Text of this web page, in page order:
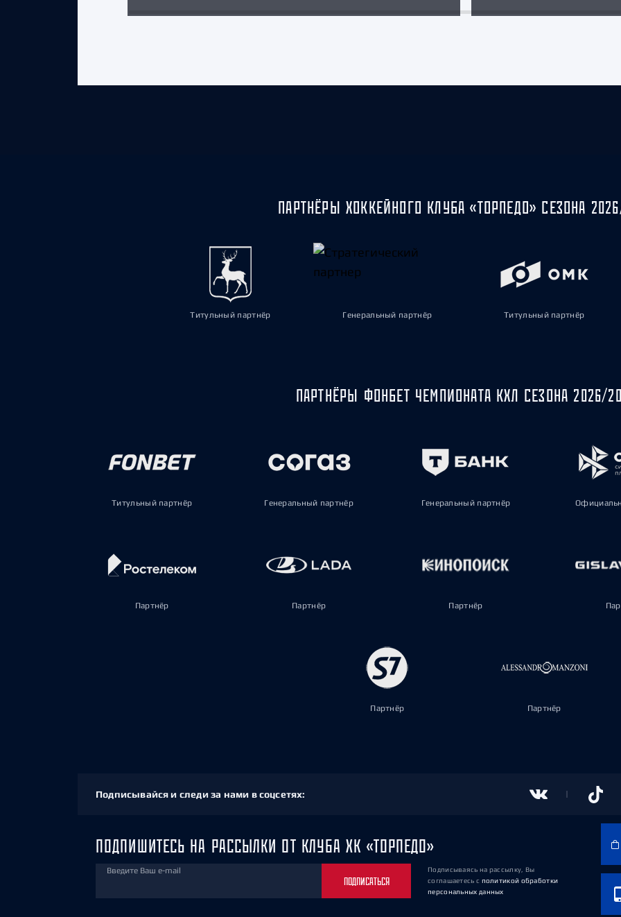
ПАРТНЁРЫ ХОККЕЙНОГО КЛУБА «ТОРПЕДО» СЕЗОНА
Титульный партнёр Генеральный партнёр Титульный партнёр
ПАРТНЁРЫ ФОНБЕТ ЧЕМПИОНАТА КХЛ СЕЗОНА 2026/
Титульный партнёр Генеральный партнёр Генеральный партнёр
Партнёр Партнёр Партнёр
Партнёр Партнёр
Подписывайся и следи за нами в соцсетях:
ПОДПИШИТЕСЬ НА РАССЫЛКИ ОТ КЛУБА ХК «ТОРПЕДО»
Введите Ваш e-mail
ПОДПИСАТЬСЯ
Подписываясь на рассылку, Вы
соглашаетесь с политикой обработки
персональных данных